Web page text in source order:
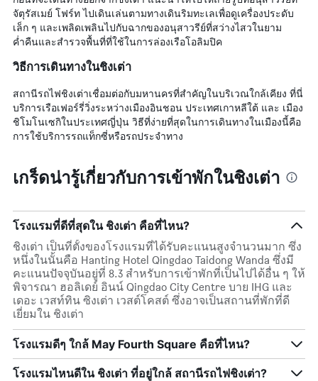
จัตุรัสเมย์ โฟร์ท ไปเดินเล่นตามทางเดินริมทะเลเพื่อดูเครื่องประดับ
เล็ก ๆ และเพลิดเพลินไปกับฉากของอนุสาวรีย์ที่สว่างไสวในยาม
ค่ำคืนและสำรวจพื้นที่ที่ใช้ในการล่องเรือโอลิมปิค
วิธีการเดินทางในชิงเต่า
สถานีรถไฟชิงเต่าเชื่อมต่อกับมหานครที่สำคัญในบริเวณใกล้เคียง ที่นี่
บริการเรือเฟอร์รี่วิ่งระหว่างเมืองอินชอน ประเทศเกาหลีใต้ และ เมือง
ชิโมโนเซกิในประเทศญี่ปุ่น วิธีที่ง่ายที่สุดในการเดินทางในเมืองนี้คือ
การใช้บริการรถแท็กซี่หรือรถประจำทาง
เกร็ดน่ารู้เกี่ยวกับการเข้าพักในชิงเต่า
โรงแรมที่ดีที่สุดใน ชิงเต่า คือที่ไหน?
ชิงเต่า เป็นที่ตั้งของโรงแรมที่ได้รับคะแนนสูงจำนวนมาก ซึ่ง
หนึ่งในนั้นคือ Hanting Hotel Qingdao Taidong Wanda ซึ่งมี
คะแนนปัจจุบันอยู่ที่ 8.3 สำหรับการเข้าพักที่เป็นไปได้อื่น ๆ ให้
พิจารณา ฮอลิเดย์ อินน์ Qingdao City Centre บาย IHG และ
เดอะ เวสท์ทิน ซิงเต่า เวสต์โคสต์ ซึ่งอาจเป็นสถานที่พักที่ดี
เยี่ยมใน ชิงเต่า
โรงแรมดีๆ ใกล้ May Fourth Square คือที่ไหน?
โรงแรมไหนดีใน ชิงเต่า ที่อยู่ใกล้ สถานีรถไฟชิงเต่า?